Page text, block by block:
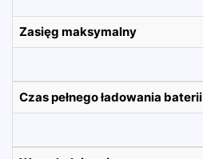
Zasięg maksymalny
Czas pełnego ładowania baterii